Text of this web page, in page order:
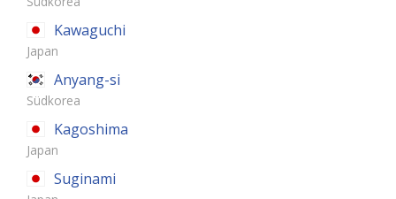
Kawaguchi
Japan
Anyang-si
Südkorea
Kagoshima
Japan
Suginami